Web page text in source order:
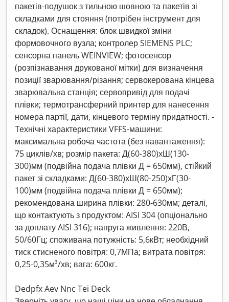
пакетів-подушок з тильною шовною та пакетів зі
складками для стояння (потрібен інструмент для
складок). Оснащення: блок швидкої зміни
формовочного вузла; контролер SIEMENS PLC;
сенсорна панель WEINVIEW; фотосенсор
(розпізнавання друкованої мітки) для визначення
позиції зварювання/різання; сервокерована кінцева
зварювальна станція; сервопривід для подачі
плівки; термотрансферний принтер для нанесення
номера партії, дати, кінцевого терміну придатності. -
Технічні характеристики VFFS-машини:
максимальна робоча частота (без навантаження):
75 циклів/хв; розмір пакета: Д(60-380)xШ(130-
300)мм (подвійна подача плівки Д = 650мм), стійкий
пакет зі складками: Д(60-380)xШ(80-250)xГ(30-
100)мм (подвійна подача плівки Д = 650мм);
рекомендована ширина плівки: 280-630мм; деталі,
що контактують з продуктом: AISI 304 (опціонально
за доплату AISI 316); напруга живлення: 220В,
50/60Гц; споживана потужність: 5,6кВт; необхідний
тиск стисненого повітря: 0,7МПа; витрата повітря:
0,25-0,35м³/хв; вага: 600кг.
Dedpfx Aev Nnc Tei Deck